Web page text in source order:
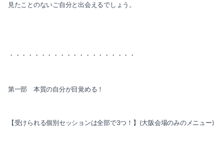
見たことのないご自分と出会えるでしょう。
・・・・・・・・・・・・・・・・・・・・
第一部 本質の自分が目覚める！
【受けられる個別セッションは全部で3つ！】(大阪会場のみのメニュー)